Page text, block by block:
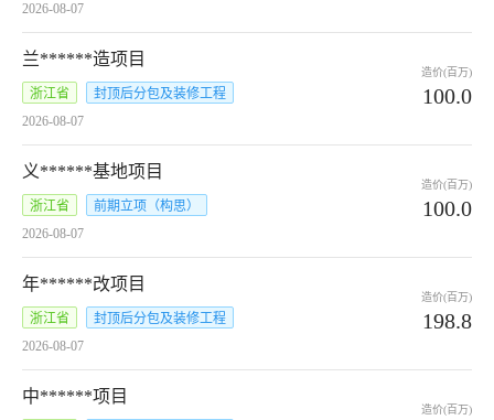
2026-08-07
兰******造项目
浙江省
封顶后分包及装修工程
2026-08-07
造价(百万)
100.0
义******基地项目
浙江省
前期立项（构思）
2026-08-07
造价(百万)
100.0
年******改项目
浙江省
封顶后分包及装修工程
2026-08-07
造价(百万)
198.8
中******项目
造价(百万)